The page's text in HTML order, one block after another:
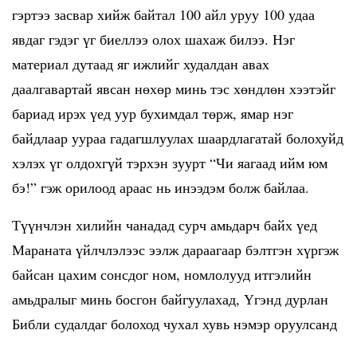
гэртээ засвар хийж байтал 100 айл уруу 100 удаа
явдаг гэдэг үг биеллээ олох шахаж билээ. Нэг
материал дутаад яг ижлийг худалдан авах
даалгавартай явсан нөхөр минь тэс хөндлөн хээтэйг
бариад ирэх үед уур бухимдал төрж, ямар нэг
байдлаар уураа гадагшлуулах шаардлагатай болохуйд
хэлэх үг олдохгүй тэрхэн зуурт “Чи яагаад ийм юм
бэ!” гэж орилоод араас нь инээдэм болж байлаа.
Түүнчлэн хилийн чанадад сурч амьдарч байх үед
Мараната үйлчлэлээс ээлж дараагаар бэлтгэн хүргэж
байсан цахим сонсдог ном, номлолууд итгэлийн
амьдралыг минь босгон байгуулахад, Үгэнд дурлан
Библи судалдаг болоход чухал хувь нэмэр оруулсанд